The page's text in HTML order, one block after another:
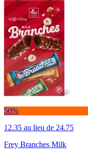
50%
12.35 au lieu de 24.75
Frey Branches Milk